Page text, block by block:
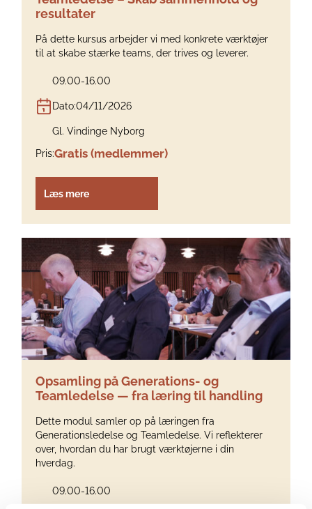
resultater
På dette kursus arbejder vi med konkrete værktøjer
til at skabe stærke teams, der trives og leverer.
09.00-16.00
Dato:04/11/2026
Gl. Vindinge Nyborg
Pris:Gratis (medlemmer)
Læs mere
Opsamling på Generations- og
Teamledelse — fra læring til handling
Dette modul samler op på læringen fra
Generationsledelse og Teamledelse. Vi reflekterer
over, hvordan du har brugt værktøjerne i din
hverdag.
09.00-16.00